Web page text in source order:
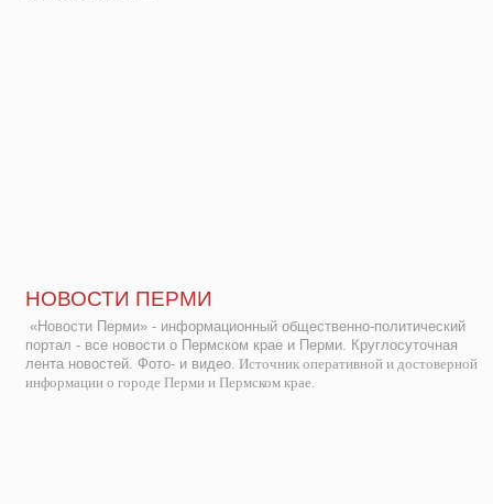
НОВОСТИ ПЕРМИ
«Новости Перми» - информационный общественно-политический
портал - все новости о Пермском крае и Перми. Круглосуточная
лента новостей. Фото- и видео. Источник оперативной и достоверной
информации о городе Перми и Пермском крае.